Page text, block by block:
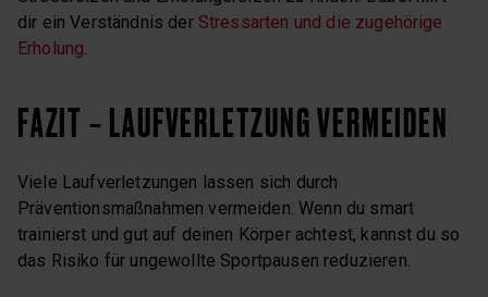
dir ein Verständnis der Stressarten und die zugehörige
Erholung.
FAZIT – LAUFVERLETZUNG VERMEIDEN
Viele Laufverletzungen lassen sich durch
Präventionsmaßnahmen vermeiden. Wenn du smart
trainierst und gut auf deinen Körper achtest, kannst du so
das Risiko für ungewollte Sportpausen reduzieren.